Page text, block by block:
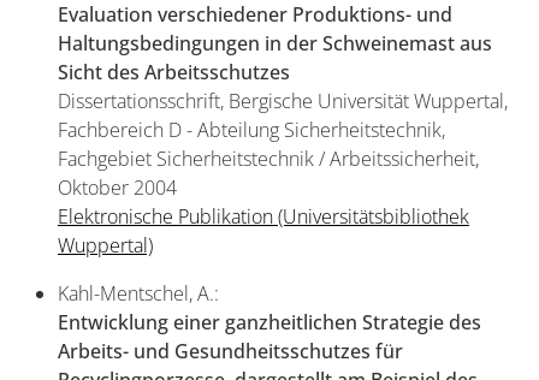
Evaluation verschiedener Produktions- und
Haltungsbedingungen in der Schweinemast aus
Sicht des Arbeitsschutzes
Dissertationsschrift, Bergische Universität Wuppertal,
Fachbereich D - Abteilung Sicherheitstechnik,
Fachgebiet Sicherheitstechnik / Arbeitssicherheit,
Oktober 2004
Elektronische Publikation (Universitätsbibliothek
Wuppertal)
Kahl-Mentschel, A.:
Entwicklung einer ganzheitlichen Strategie des
Arbeits- und Gesundheitsschutzes für